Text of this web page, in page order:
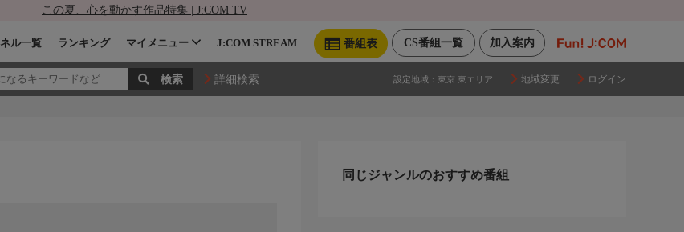
この夏、心を動かす作品特集 | J:COM TV
加入案内
CS番組一覧
番組表
ル一覧 ランキング マイメニュー J:COM STREAM
詳細検索 設定地域： 東京 東エリア 地域変更 ログイン
同じジャンルのおすすめ番組